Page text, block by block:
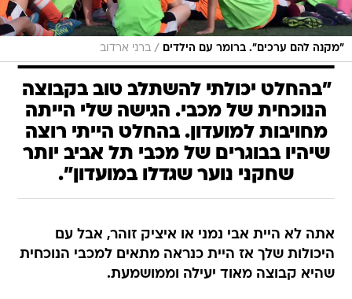
"מקנה להם ערכים". ברומר עם הילדים / ברני ארדוב
"בהחלט יכולתי להשתלב טוב בקבוצה
הנוכחית של מכבי. הגישה שלי הייתה
מחויבות למועדון. בהחלט הייתי רוצה
שיהיו בבוגרים של מכבי תל אביב יותר
שחקני נוער שגדלו במועדון".
אתה לא היית אבי נמני או איציק זוהר, אבל עם
היכולות שלך אז היית כנראה מתאים למכבי הנוכחית
שהיא קבוצה מאוד יעילה וממושמעת.